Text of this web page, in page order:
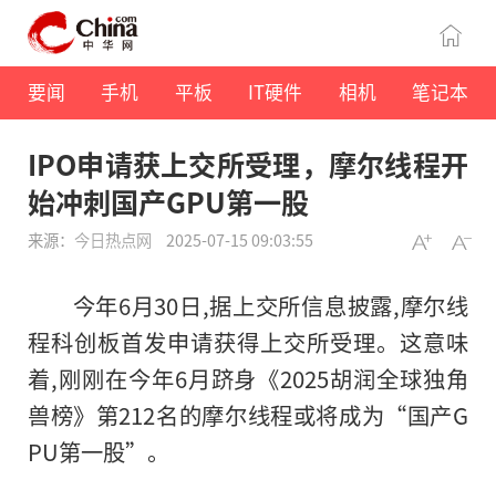
要闻 手机 平板 IT硬件 相机 笔记本
IPO申请获上交所受理，摩尔线程开
始冲刺国产GPU第一股
来源： 今日热点网 2025-07-15 09:03:55
今年6月30日,据上交所信息披露,摩尔线
程科创板首发申请获得上交所受理。这意味
着,刚刚在今年6月跻身《2025胡润全球独角
兽榜》第212名的摩尔线程或将成为“国产G
PU第一股”。